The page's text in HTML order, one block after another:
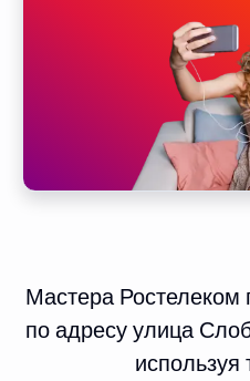
Мастера Ростелеком
по адресу улица
используя